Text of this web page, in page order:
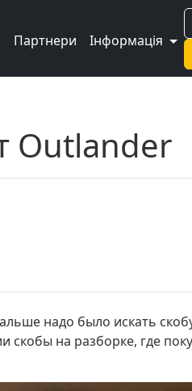
Партнери Інформація
Outlander
надо было искать
скобы на разборке, где